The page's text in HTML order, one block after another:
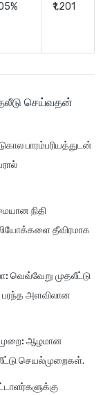
₹1,201
செய்வதன்
பாரம்பரியத்துடன்
நிதி
தீவிரமாக
வெவ்வேறு முதலீட்டு
பரந்த அளவிலான
ஆழமான
செயல்முறைகள்.